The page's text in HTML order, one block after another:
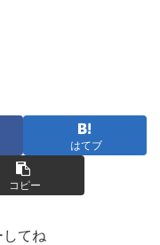
はてブ
コピー
してね